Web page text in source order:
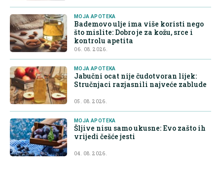
MOJA APOTEKA
Bademovo ulje ima više koristi nego
što mislite: Dobro je za kožu, srce i
kontrolu apetita
06. 08. 2026.
MOJA APOTEKA
Jabučni ocat nije čudotvoran lijek:
Stručnjaci razjasnili najveće zablude
05. 08. 2026.
MOJA APOTEKA
Šljive nisu samo ukusne: Evo zašto ih
vrijedi češće jesti
04. 08. 2026.